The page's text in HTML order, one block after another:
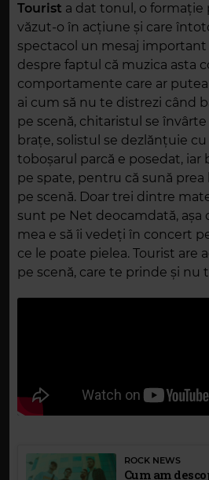
Tourist a dat tonul, o formație
văzut-o în acțiune și care
spectacol un mesaj important
despre faptul că muzica asta
comportamente care ar putea
ai cum să nu te distrezi când
pe scenă, chitaristul se
brațe, solistul se dezlănțuie
toboșarul parcă e posedat, iar
pe spate, pentru că sună
pe scenă. Doar trei dintre
sunt pe Net deocamdată, așa
mea e să îi vedeți în concert
ce le poate pielea. Tourist are
pe scenă, care te prinde și nu
ROCK NEWS
Cum am